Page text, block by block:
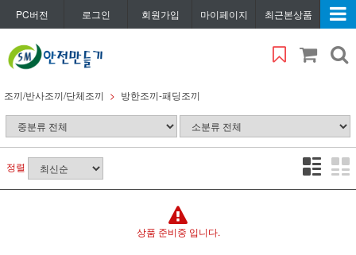
PC버전 로그인 회원가입 마이페이지 최근본상품
조끼/반사조끼/단체조끼 방한조끼-패딩조끼
정렬
상품 준비중 입니다.